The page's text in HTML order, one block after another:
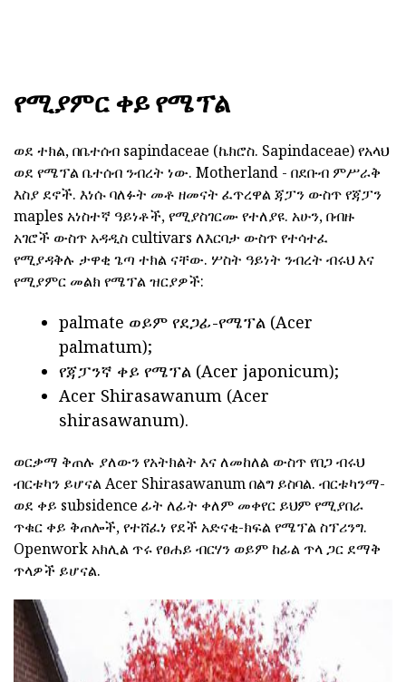
የሚያምር ቀይ የሜፕል
ወደ ተክል, በቤተሰብ sapindaceae (ኬክሮስ. Sapindaceae) የአላህ
ወደ የሜፕል ቤተሰብ ንብረት ነው. Motherland - በደቡብ ምሥራቅ
እስያ ደኖች. እነሱ ባለፉት መቶ ዘመናት ፈጥረዋል ጃፓን ውስጥ የጃፓን
maples አነስተኛ ዓይነቶች, የሚያስገርሙ የተለያዩ. አሁን, በብዙ
አገሮች ውስጥ አዳዲስ cultivars ለእርባታ ውስጥ የተሳተፈ
የሚያዳቅሉ ታዋቂ ጌጣ ተክል ናቸው. ሦስት ዓይነት ንብረት ብሩህ እና
የሚያምር መልክ የሜፕል ዝርያዎች:
palmate ወይም የደጋፊ-የሜፕል (Acer
palmatum);
የጃፓንኛ ቀይ የሜፕል (Acer japonicum);
Acer Shirasawanum (Acer
shirasawanum).
ወርቃማ ቅጠሉ ያለውን የአትክልት እና ለመከለል ውስጥ የበጋ ብሩህ
ብርቱካን ይሆናል Acer Shirasawanum በልግ ይስባል. ብርቱካንማ-
ወደ ቀይ subsidence ፊት ለፊት ቀለም መቀየር ይህም የሚያበራ
ጥቁር ቀይ ቅጠሎች, የተሸፈነ የደች አድናቂ-ክፍል የሜፕል ስፕሪንግ.
Openwork አክሊል ጥሩ የፀሐይ ብርሃን ወይም ከፊል ጥላ ጋር ደማቅ
ጥላዎች ይሆናል.